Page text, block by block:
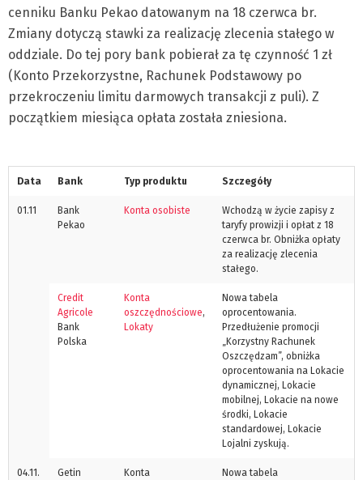
cenniku Banku Pekao datowanym na 18 czerwca br.
Zmiany dotyczą stawki za realizację zlecenia stałego w
oddziale. Do tej pory bank pobierał za tę czynność 1 zł
(Konto Przekorzystne, Rachunek Podstawowy po
przekroczeniu limitu darmowych transakcji z puli). Z
początkiem miesiąca opłata została zniesiona.
Data Bank Typ produktu Szczegóły
01.11
Bank
Pekao
Konta osobiste
Wchodzą w życie zapisy z
taryfy prowizji i opłat z 18
czerwca br. Obniżka opłaty
za realizację zlecenia
stałego.
Credit
Agricole
Bank
Polska
Konta
oszczędnościowe,
Lokaty
Nowa tabela
oprocentowania.
Przedłużenie promocji
„Korzystny Rachunek
Oszczędzam”, obniżka
oprocentowania na Lokacie
dynamicznej, Lokacie
mobilnej, Lokacie na nowe
środki, Lokacie
standardowej, Lokacie
Lojalni zyskują.
04.11.
Getin
Konta
Nowa tabela